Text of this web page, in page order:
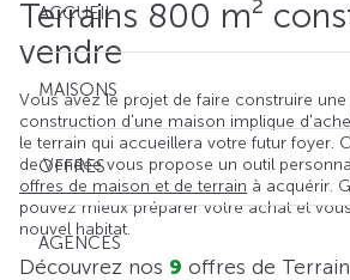
ACCUEIL
MAISONS
OFFRES
AGENCES
Terrains 800 m²
vendre
Vous avez le projet de faire construire une
construction d'une maison implique
le terrain qui accueillera votre futur foyer.
de Vendée vous propose un outil
offres de maison et de terrain à acquérir.
pouvez mieux préparer votre achat et
nouvel habitat.
Découvrez nos 9 offres de Terrain